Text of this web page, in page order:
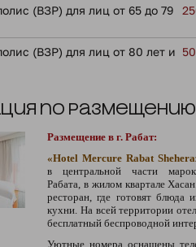
(ВЗР) для лиц от 65 до 79
(ВЗР) для лиц от 80 лет и
по
Размещение в г. Рабат:
«Hotel Mercure Rabat
в центральной части
Рабата, в жилом квартале
ресторан, где готовят блюда
кухни. На всей территории
бесплатный беспроводной
Уютные номера оснащены